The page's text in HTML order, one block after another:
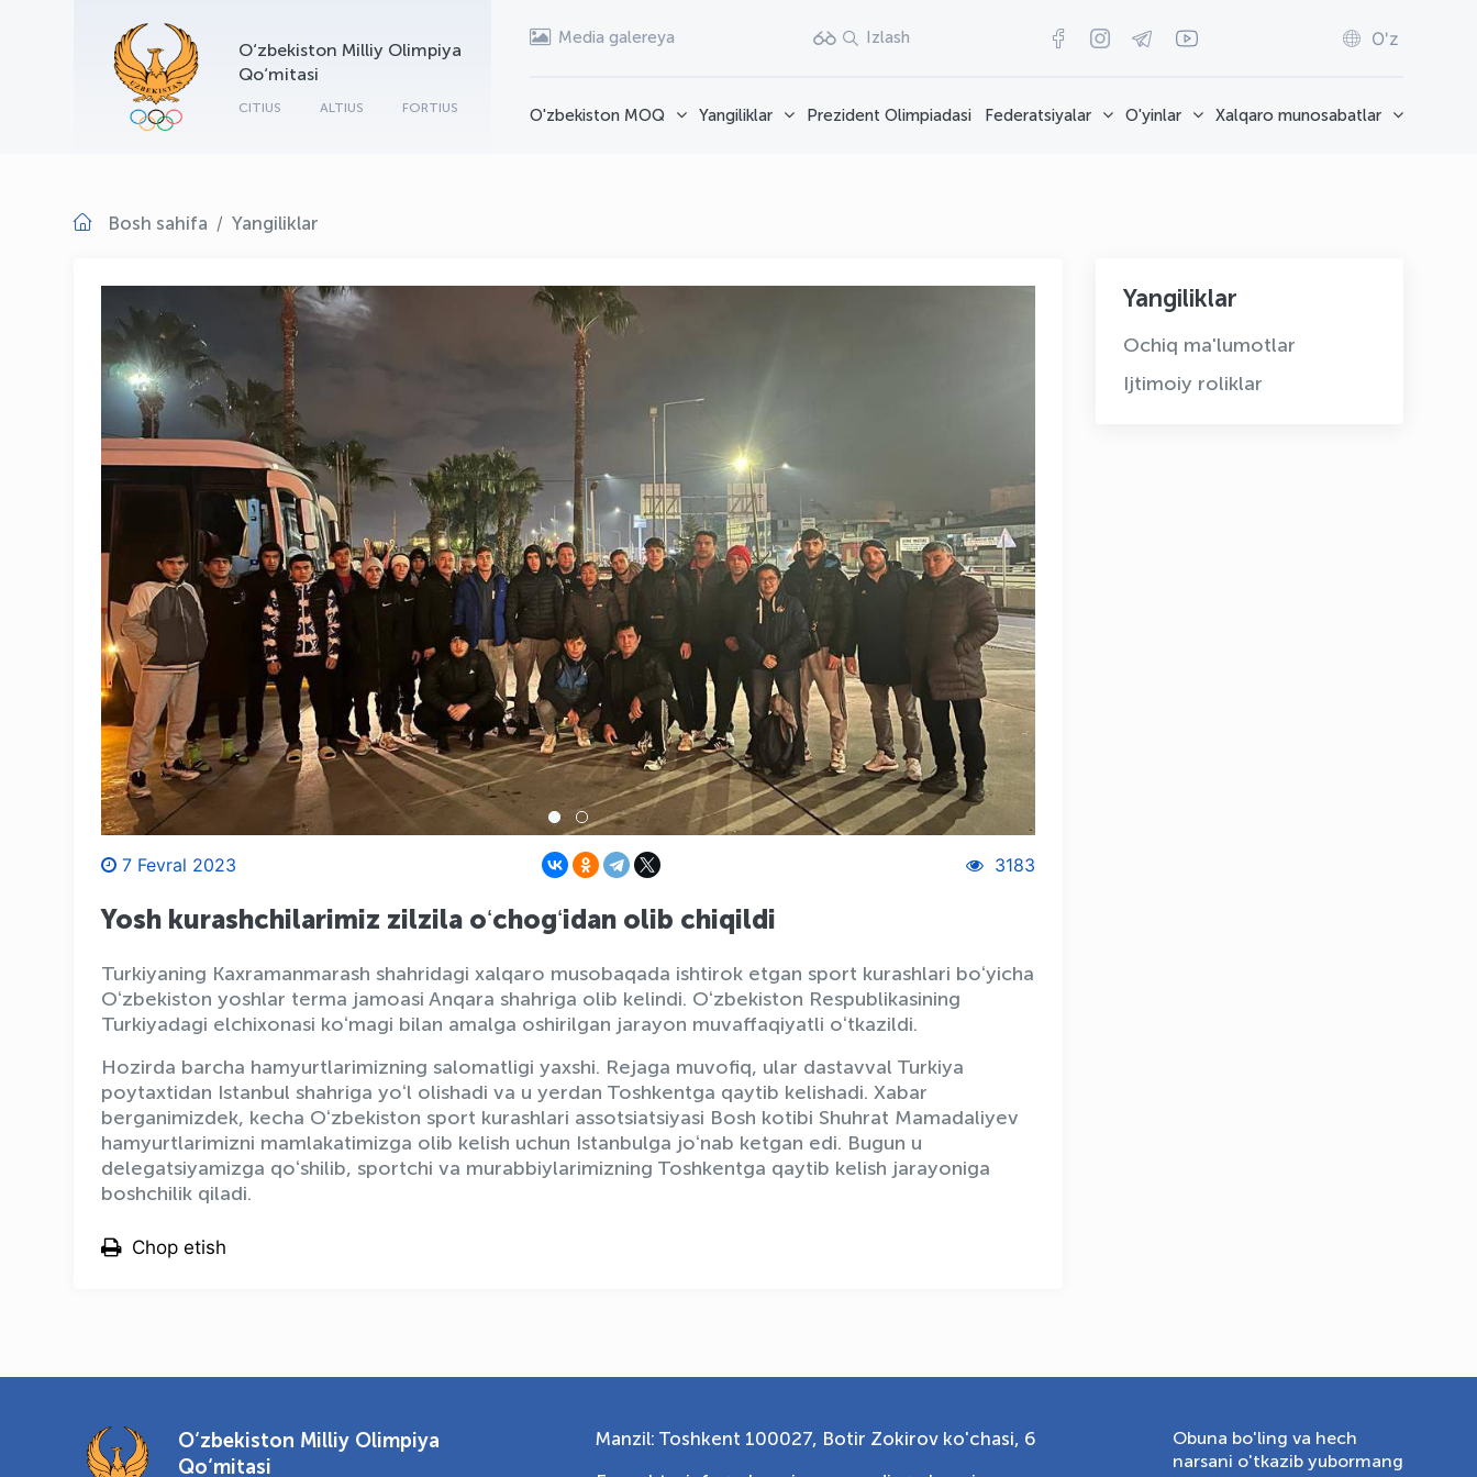
O‘zbekiston Milliy Olimpiya
Qo‘mitasi
CITIUS ALTIUS FORTIUS
Media galereya Izlash O'z
O'zbekiston MOQ Yangiliklar Prezident Olimpiadasi Federatsiyalar O'yinlar Xalqaro munosabatlar
Bosh sahifa Yangiliklar
7 Fevral 2023 3183
Yosh kurashchilarimiz zilzila oʻchogʻidan olib chiqildi
Turkiyaning Kaxramanmarash shahridagi xalqaro musobaqada ishtirok etgan sport kurashlari boʻyicha
Oʻzbekiston yoshlar terma jamoasi Anqara shahriga olib kelindi. Oʻzbekiston Respublikasining
Turkiyadagi elchixonasi koʻmagi bilan amalga oshirilgan jarayon muvaffaqiyatli oʻtkazildi.
Hozirda barcha hamyurtlarimizning salomatligi yaxshi. Rejaga muvofiq, ular dastavval Turkiya
poytaxtidan Istanbul shahriga yoʻl olishadi va u yerdan Toshkentga qaytib kelishadi. Xabar
berganimizdek, kecha Oʻzbekiston sport kurashlari assotsiatsiyasi Bosh kotibi Shuhrat Mamadaliyev
hamyurtlarimizni mamlakatimizga olib kelish uchun Istanbulga joʻnab ketgan edi. Bugun u
delegatsiyamizga qoʻshilib, sportchi va murabbiylarimizning Toshkentga qaytib kelish jarayoniga
boshchilik qiladi.
Chop etish
Yangiliklar
Ochiq ma'lumotlar
Ijtimoiy roliklar
O‘zbekiston Milliy Olimpiya
Qo‘mitasi
Manzil: Toshkent 100027, Botir Zokirov ko'chasi, 6
Obuna bo'ling va hech
narsani o'tkazib yubormang